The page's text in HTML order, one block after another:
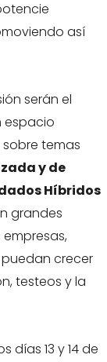
así
serán el
espacio
temas
y de
Híbridos
grandes
crecer
testeos y la
días 13 y 14 de